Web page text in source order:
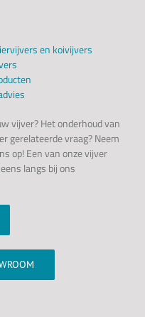
en koivijvers
vijver? Het onderhoud van
gerelateerde vraag? Neem
op! Een van onze vijver
langs bij ons